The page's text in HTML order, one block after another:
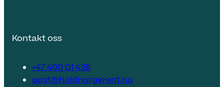
Kontakt oss
+47 400 01 438
post@holdnorgerent.no